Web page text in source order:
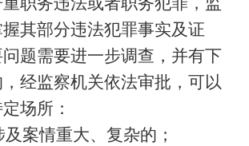
其部分违法犯罪事实及证
题需要进一步调查，并有下
经监察机关依法审批，可以
场所：
及案情重大、复杂的；